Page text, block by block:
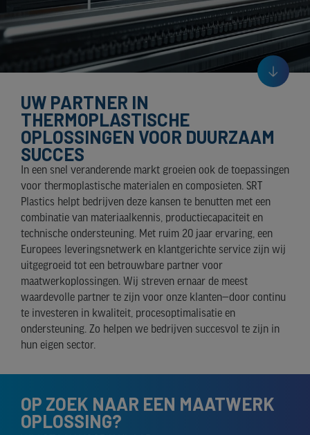
UW PARTNER IN
THERMOPLASTISCHE
OPLOSSINGEN VOOR DUURZAAM
SUCCES
In een snel veranderende markt groeien ook de toepassingen
voor thermoplastische materialen en composieten. SRT
Plastics helpt bedrijven deze kansen te benutten met een
combinatie van materiaalkennis, productiecapaciteit en
technische ondersteuning. Met ruim 20 jaar ervaring, een
Europees leveringsnetwerk en klantgerichte service zijn wij
uitgegroeid tot een betrouwbare partner voor
maatwerkoplossingen. Wij streven ernaar de meest
waardevolle partner te zijn voor onze klanten—door continu
te investeren in kwaliteit, procesoptimalisatie en
ondersteuning. Zo helpen we bedrijven succesvol te zijn in
hun eigen sector.
OP ZOEK NAAR EEN MAATWERK
OPLOSSING?